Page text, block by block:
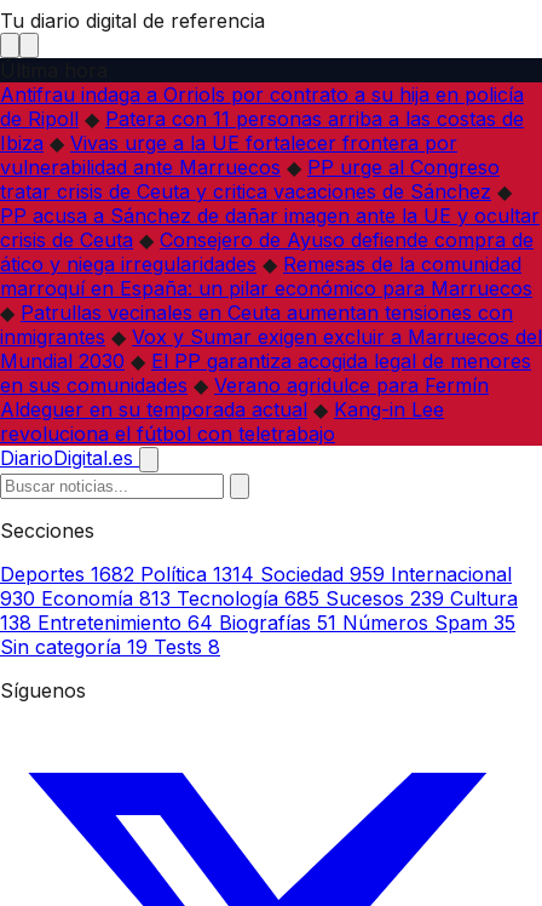
Tu diario digital de referencia
Antifrau indaga a Orriols por contrato a su hija en policía
de Ripoll ◆ Patera con 11 personas arriba a las costas de
Ibiza ◆ Vivas urge a la UE fortalecer frontera por
vulnerabilidad ante Marruecos ◆ PP urge al Congreso
tratar crisis de Ceuta y critica vacaciones de Sánchez ◆
PP acusa a Sánchez de dañar imagen ante la UE y ocultar
crisis de Ceuta ◆ Consejero de Ayuso defiende compra de
ático y niega irregularidades ◆ Remesas de la comunidad
marroquí en España: un pilar económico para Marruecos
◆ Patrullas vecinales en Ceuta aumentan tensiones con
inmigrantes ◆ Vox y Sumar exigen excluir a Marruecos del
Mundial 2030 ◆ El PP garantiza acogida legal de menores
en sus comunidades ◆ Verano agridulce para Fermín
Aldeguer en su temporada actual ◆ Kang-in Lee
revoluciona el fútbol con teletrabajo
DiarioDigital.es
Secciones
Deportes 1682 Política 1314 Sociedad 959 Internacional
930 Economía 813 Tecnología 685 Sucesos 239 Cultura
138 Entretenimiento 64 Biografías 51 Números Spam 35
Sin categoría 19 Tests 8
Síguenos